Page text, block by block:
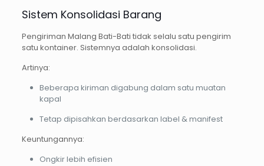
Sistem Konsolidasi Barang
Pengiriman Malang Bati-Bati tidak selalu satu pengirim
satu kontainer. Sistemnya adalah konsolidasi.
Artinya:
Beberapa kiriman digabung dalam satu muatan
kapal
Tetap dipisahkan berdasarkan label & manifest
Keuntungannya:
Ongkir lebih efisien